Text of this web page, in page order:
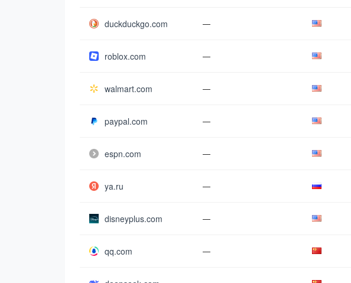
duckduckgo.com —
roblox.com —
walmart.com —
paypal.com —
espn.com —
ya.ru —
disneyplus.com —
qq.com —